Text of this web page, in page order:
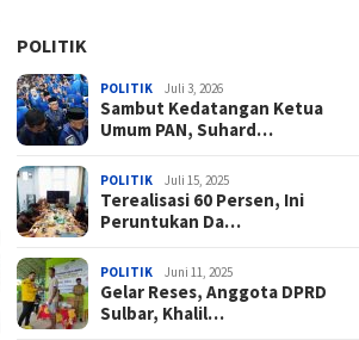
POLITIK
POLITIK Juli 3, 2026
Sambut Kedatangan Ketua
Umum PAN, Suhard…
POLITIK Juli 15, 2025
Terealisasi 60 Persen, Ini
Peruntukan Da…
POLITIK Juni 11, 2025
Gelar Reses, Anggota DPRD
Sulbar, Khalil…